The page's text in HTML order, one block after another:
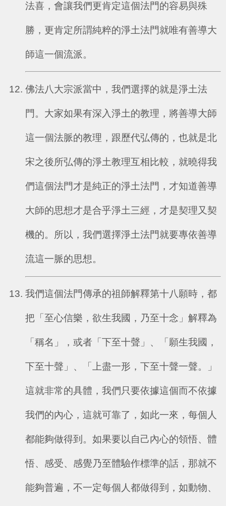
法喜，會讓我們更肯定這個法門的容易與殊
勝，更肯定所謂純粹的淨土法門就唯有善導大
師這一個流派。
佛法八大宗派當中，我們選擇的就是淨土法
門。大家如果有深入淨土的教理，將善導大師
這一個法脈的教理，跟歷代弘傳的，也就是北
宋之後所弘傳的淨土教理互相比較，就曉得我
們這個法門才是純正的淨土法門，才知道善導
大師的思想才是合乎淨土三經，才是契理又契
機的。所以，我們選擇淨土法門就要專依善導
流這一脈的思想。
我們這個法門傳承的祖師解釋第十八願時，都
把「至心信樂，欲生我國，乃至十念」解釋為
「稱名」，或者「下至十聲」、「願生我國，
下至十聲」、「上盡一形，下至十聲一聲。」
這就非常的具體，我們只要依據這個而不依據
我們的內心，這就可靠了，如此一來，每個人
都能夠做得到。如果要以自己內心的領悟、體
悟、感受、感覺乃至體驗作標準的話，那就不
能夠普遍，不一定每個人都做得到，如動物、